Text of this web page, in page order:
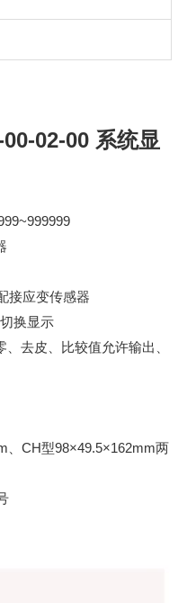
02-00 系统显
接应变传感器
换显示
去皮、比较值允许输出、
、CH型98×49.5×162mm两